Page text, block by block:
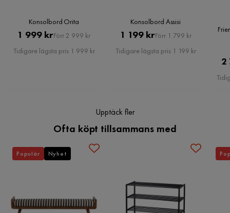
Konsolbord Orita
Pris
1 999 krOriginal
Pris
Förr 2 999 kr
Tidigare lägsta pris 1 999 kr
Konsolbord Assisi
Pris
1 199 krOriginal
Pris
Förr 1 799 kr
Tidigare lägsta pris 1 199 kr
2
Upptäck fler
Ofta köpt tillsammans med
Populär Nyhet